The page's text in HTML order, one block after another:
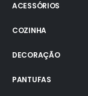
ACESSÓRIOS
COZINHA
DECORAÇÃO
PANTUFAS